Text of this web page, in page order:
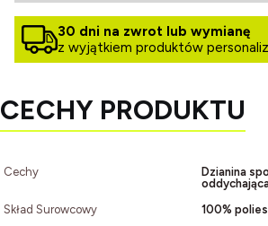
30 dni na zwrot lub wymianę
z wyjątkiem produktów
CECHY PRODUKTU
Cechy
Dzianina
Skład Surowcowy
100%